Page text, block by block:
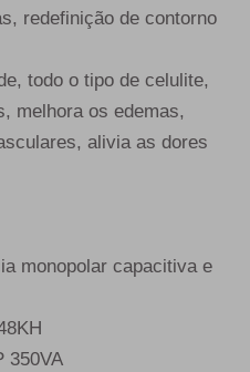
redefinição de contorno
todo o tipo de celulite,
melhora os edemas,
alivia as dores
monopolar capacitiva e
350VA